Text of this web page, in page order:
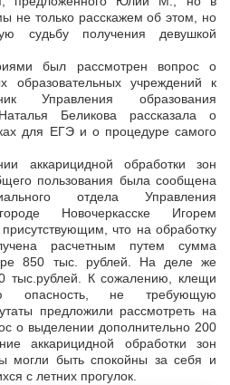
не только расскажем об этом, но
судьбу получения девушкой
был рассмотрен вопрос о
образовательных учреждений к
Управления образования
Беликова рассказала о
для ЕГЭ и о процедуре самого
аккарицидной обработки зон
пользования была сообщена
отдела Управления
Новочеркасске Игорем
что на обработку
расчетным путем сумма
850 тыс. рублей. На деле же
тыс.рублей. К сожалению, клещи
опасность, не требующую
предложили рассмотреть на
о выделении дополнительно 200
аккарицидной обработки зон
могли быть спокойны за себя и
с летних прогулок.